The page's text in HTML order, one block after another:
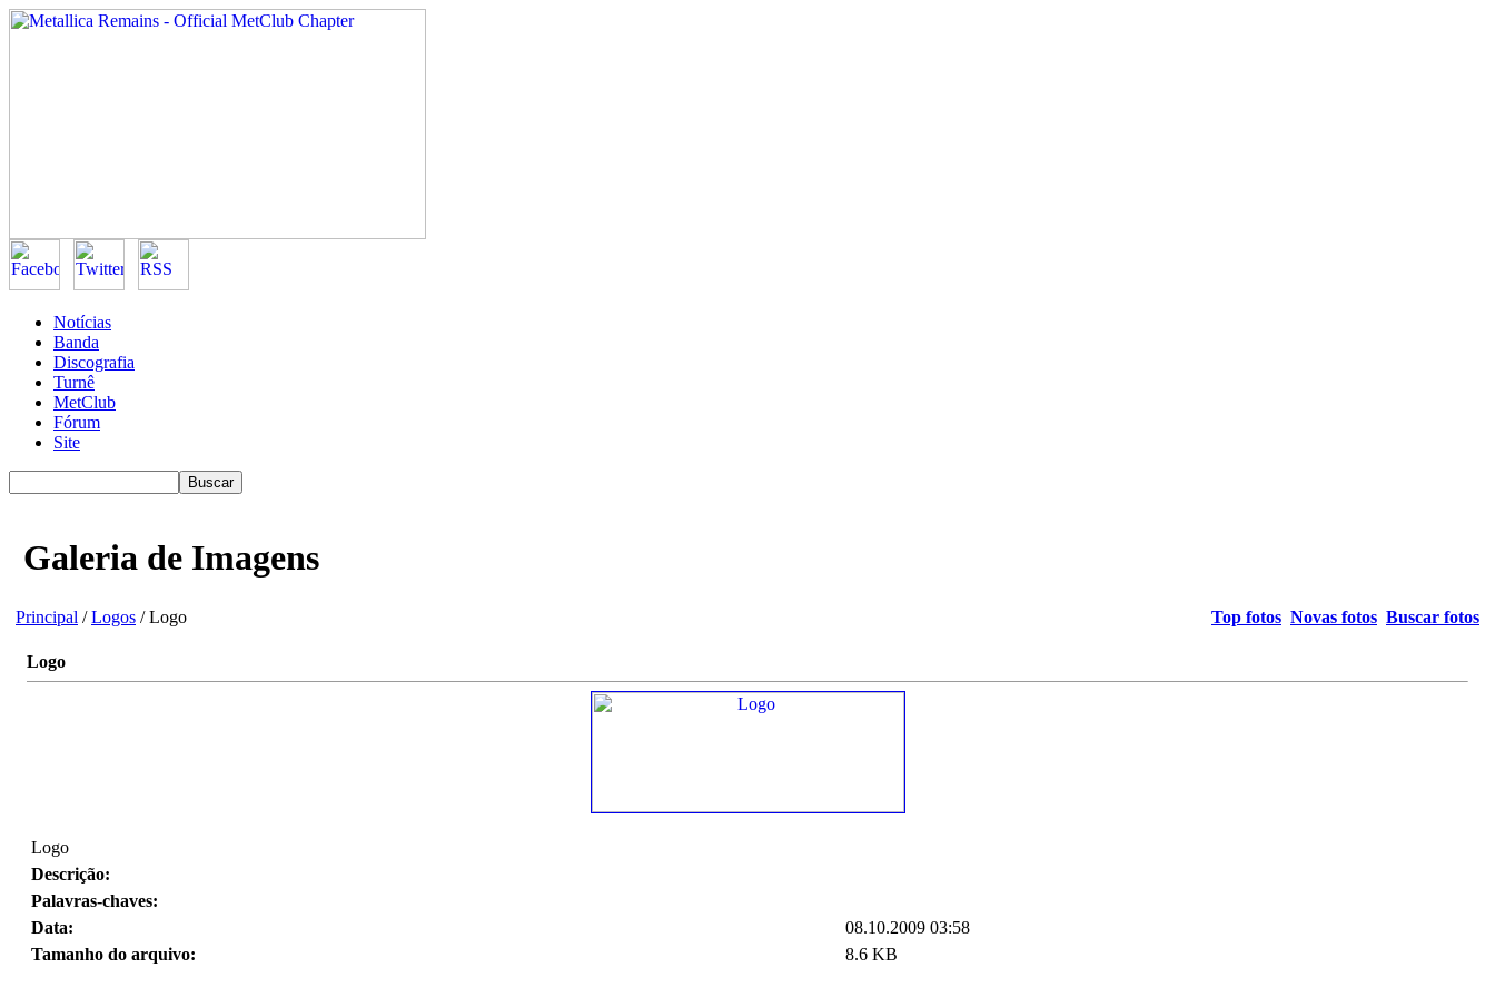
Notícias
Banda
Discografia
Turnê
MetClub
Fórum
Site
Galeria de Imagens
Principal /Logos / Logo Top fotos Novas fotos Buscar fotos
Logo
Logo
Descrição:
Palavras-chaves:
Data:
08.10.2009 03:58
Tamanho do arquivo:
8.6 KB